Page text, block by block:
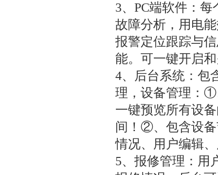
3、PC端软件：
故障分析，用电
报警定位跟踪与
能。可一键开启
4、后台系统：包
理，设备管理：①
一键预览所有设
间！②、包含设备
情况、用户编辑
5、报修管理：用